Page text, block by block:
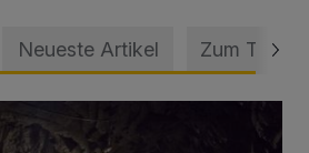
Neueste Artikel Zum Thema